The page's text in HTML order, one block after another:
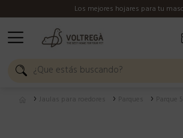
Los mejores hojares para tu